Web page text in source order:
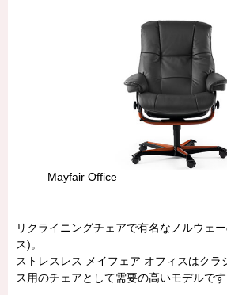
Mayfair Office
リクライニングチェアで有名なノルウェ
ス)。
ストレスレス メイフェア オフィスはクラ
ス用のチェアとして需要の高いモデルです